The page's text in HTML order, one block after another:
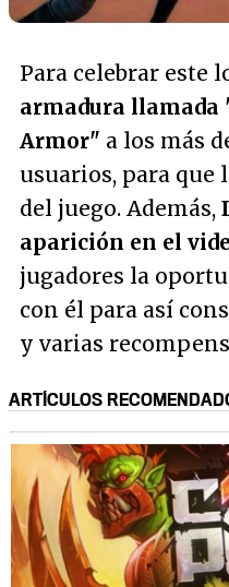
Para celebrar este
armadura llamada
Armor" a los más
usuarios, para que
del juego. Además,
aparición en el
jugadores la
con él para así
y varias
ARTÍCULOS